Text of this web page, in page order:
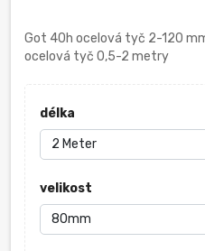
Got 40h ocelová tyč 2-120
ocelová tyč 0,5-2 metry
délka
velikost